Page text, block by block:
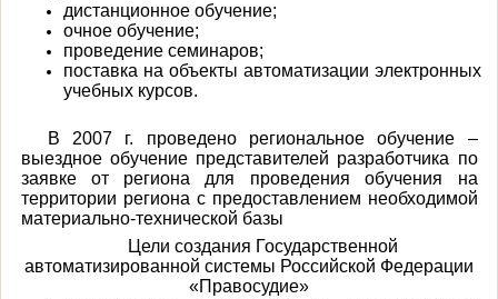
дистанционное обучение;
очное обучение;
проведение семинаров;
поставка на объекты автоматизации электронных
учебных курсов.
В 2007 г. проведено региональное обучение –
выездное обучение представителей разработчика по
заявке от региона для проведения обучения на
территории региона с предоставлением необходимой
материально-технической базы
Цели создания Государственной
автоматизированной системы Российской Федерации
«Правосудие»